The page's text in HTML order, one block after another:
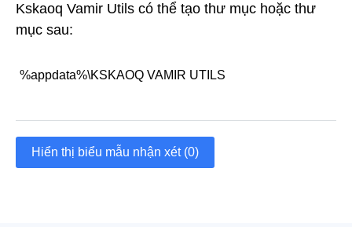
Kskaoq Vamir Utils có thể tạo thư mục hoặc thư
mục sau:
%appdata%\KSKAOQ VAMIR UTILS
Hiển thị biểu mẫu nhận xét (0)